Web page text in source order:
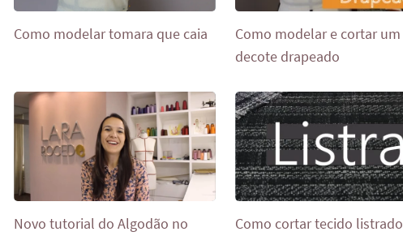
Como modelar tomara que caia
Como modelar e cortar um
decote drapeado
Novo tutorial do Algodão no
Como cortar tecido listrado